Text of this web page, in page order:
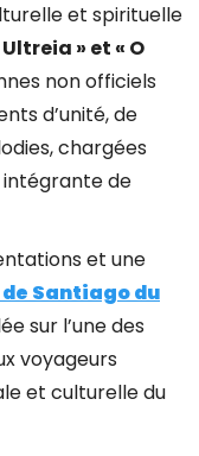
et spirituelle
Ultreia » et « O
non officiels
d’unité, de
chargées
intégrante de
et une
Santiago du
sur l’une des
voyageurs
et culturelle du